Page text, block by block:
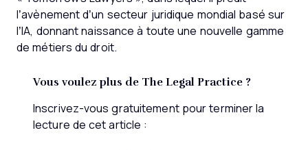
l’avènement d’un secteur juridique mondial basé sur
l’IA, donnant naissance à toute une nouvelle gamme
de métiers du droit.
Vous voulez plus de The Legal Practice ?
Inscrivez-vous gratuitement pour terminer la
lecture de cet article :